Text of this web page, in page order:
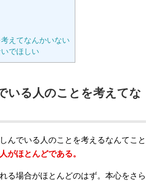
えてなんかいない
でほしい
いる人のことを考えてな
んでいる人のことを考えるなんてこと
がほとんどである。
る場合がほとんどのはず。本心をさら